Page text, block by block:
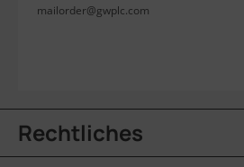
mailorder@gwplc.com
Rechtliches